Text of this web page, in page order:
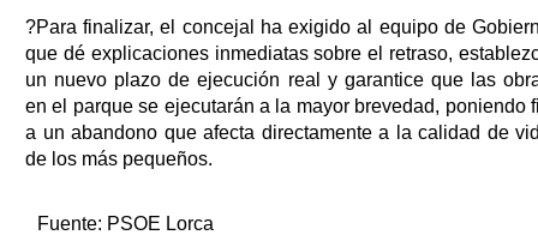
?Para finalizar, el concejal ha exigido al equipo de
que dé explicaciones inmediatas sobre el retraso,
un nuevo plazo de ejecución real y garantice que las
en el parque se ejecutarán a la mayor brevedad, poniendo
a un abandono que afecta directamente a la calidad de
de los más pequeños.
Fuente: PSOE Lorca